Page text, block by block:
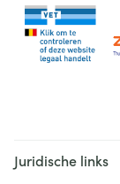
Juridische links